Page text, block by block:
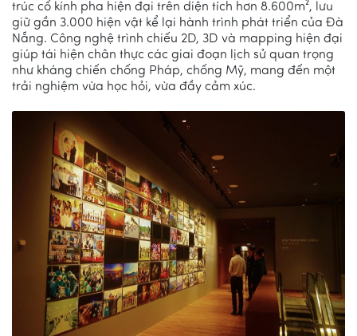
trúc cổ kính pha hiện đại trên diện tích hơn 8.600m², lưu
giữ gần 3.000 hiện vật kể lại hành trình phát triển của Đà
Nẵng. Công nghệ trình chiếu 2D, 3D và mapping hiện đại
giúp tái hiện chân thực các giai đoạn lịch sử quan trọng
như kháng chiến chống Pháp, chống Mỹ, mang đến một
trải nghiệm vừa học hỏi, vừa đầy cảm xúc.